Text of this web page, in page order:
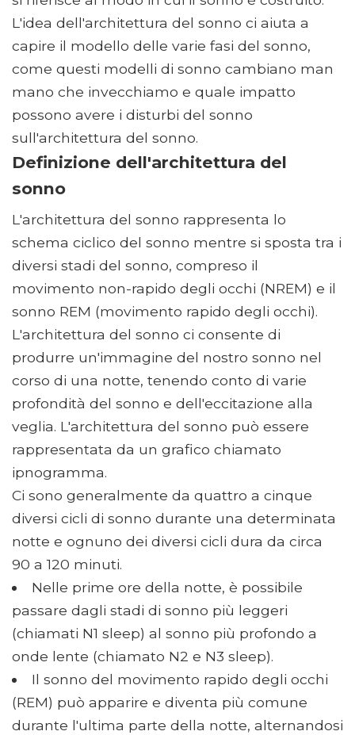
L'idea dell'architettura del sonno ci aiuta a
capire il modello delle varie fasi del sonno,
come questi modelli di sonno cambiano man
mano che invecchiamo e quale impatto
possono avere i disturbi del sonno
sull'architettura del sonno.
Definizione dell'architettura del
sonno
L'architettura del sonno rappresenta lo
schema ciclico del sonno mentre si sposta tra i
diversi stadi del sonno, compreso il
movimento non-rapido degli occhi (NREM) e il
sonno REM (movimento rapido degli occhi).
L'architettura del sonno ci consente di
produrre un'immagine del nostro sonno nel
corso di una notte, tenendo conto di varie
profondità del sonno e dell'eccitazione alla
veglia. L'architettura del sonno può essere
rappresentata da un grafico chiamato
ipnogramma.
Ci sono generalmente da quattro a cinque
diversi cicli di sonno durante una determinata
notte e ognuno dei diversi cicli dura da circa
90 a 120 minuti.
Nelle prime ore della notte, è possibile
passare dagli stadi di sonno più leggeri
(chiamati N1 sleep) al sonno più profondo a
onde lente (chiamato N2 e N3 sleep).
Il sonno del movimento rapido degli occhi
(REM) può apparire e diventa più comune
durante l'ultima parte della notte, alternandosi